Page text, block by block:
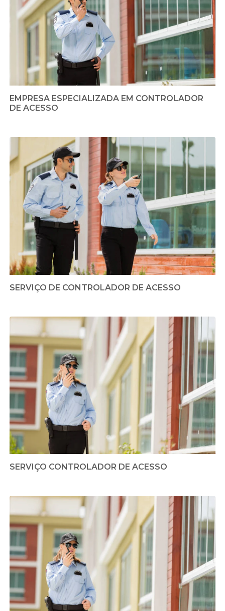
EMPRESA ESPECIALIZADA EM CONTROLADOR
DE ACESSO
SERVIÇO DE CONTROLADOR DE ACESSO
SERVIÇO CONTROLADOR DE ACESSO